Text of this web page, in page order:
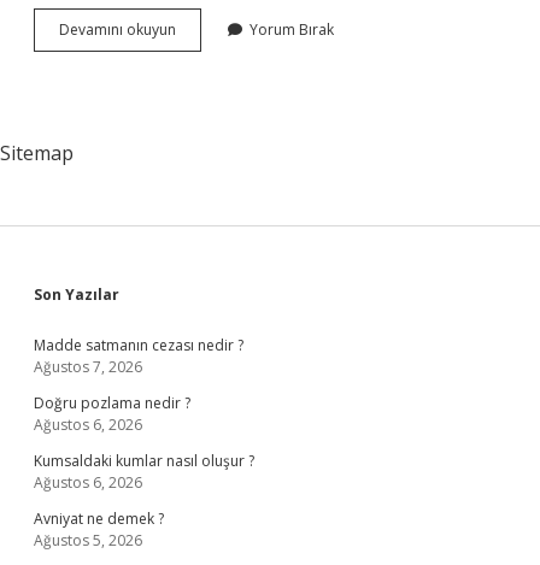
Devamını okuyun
Sınıfları
Yorum Bırak
Sitemap
Sidebar
Son Yazılar
Madde satmanın cezası nedir ?
Ağustos 7, 2026
Doğru pozlama nedir ?
Ağustos 6, 2026
Kumsaldaki kumlar nasıl oluşur ?
Ağustos 6, 2026
Avniyat ne demek ?
Ağustos 5, 2026